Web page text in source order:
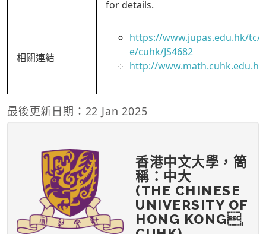
for details.
相關連結
https://www.jupas.edu.hk/tc/
e/cuhk/JS4682
http://www.math.cuhk.edu.hk
最後更新日期：22 Jan 2025
香港中文大學，簡
稱：中大
(THE CHINESE
UNIVERSITY OF
HONG KONG,